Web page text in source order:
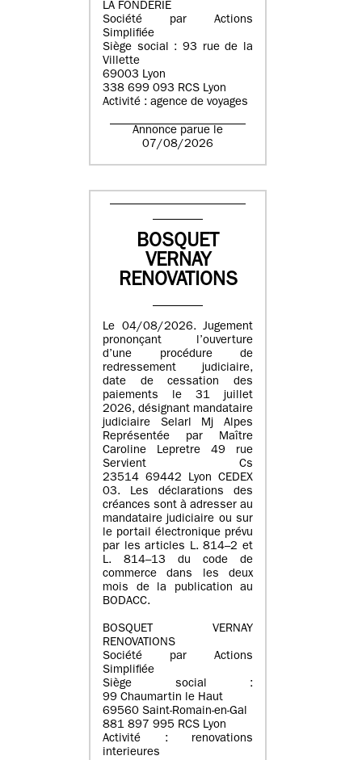
LA FONDERIE
Société par Actions
Simplifiée
Siège social : 93 rue de la
Villette
69003 Lyon
338 699 093 RCS Lyon
Activité : agence de voyages
Annonce parue le
07/08/2026
BOSQUET
VERNAY
RENOVATIONS
Le 04/08/2026. Jugement
prononçant l’ouverture
d’une procédure de
redressement judiciaire,
date de cessation des
paiements le 31 juillet
2026, désignant mandataire
judiciaire Selarl Mj Alpes
Représentée par Maître
Caroline Lepretre 49 rue
Servient Cs
23514 69442 Lyon CEDEX
03. Les déclarations des
créances sont à adresser au
mandataire judiciaire ou sur
le portail électronique prévu
par les articles L. 814–2 et
L. 814–13 du code de
commerce dans les deux
mois de la publication au
BODACC.
BOSQUET VERNAY
RENOVATIONS
Société par Actions
Simplifiée
Siège social :
99 Chaumartin le Haut
69560 Saint-Romain-en-Gal
881 897 995 RCS Lyon
Activité : renovations
interieures